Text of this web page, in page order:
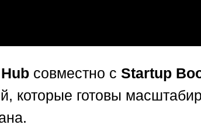
совместно с Startup
которые готовы